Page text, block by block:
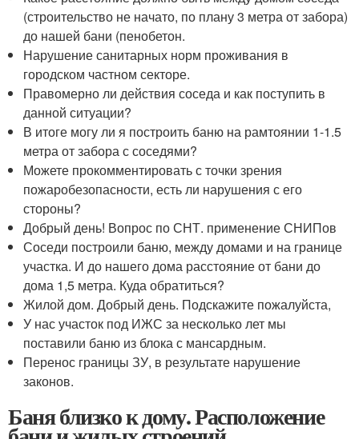
(строительство не начато, по плану 3 метра от забора)
до нашей бани (пенобетон.
Нарушение санитарных норм проживания в
городском частном секторе.
Правомерно ли действия соседа и как поступить в
данной ситуации?
В итоге могу ли я построить баню на рамтоянии 1-1.5
метра от забора с соседями?
Можете прокомментировать с точки зрения
пожаробезопасности, есть ли нарушения с его
стороны?
Добрый день! Вопрос по СНТ. применение СНИПов
Соседи построили баню, между домами и на границе
участка. И до нашего дома расстояние от бани до
дома 1,5 метра. Куда обратиться?
Жилой дом. Добрый день. Подскажите пожалуйста,
У нас участок под ИЖС за несколько лет мы
поставили баню из блока с мансардным.
Перенос границы ЗУ, в результате нарушение
законов.
Баня близко к дому. Расположение